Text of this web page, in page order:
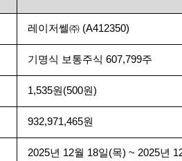
레이저쎌㈜ (A412350)
기명식 보통주식607,799주
1,535원 (500원)
932,971,465원
2025년 12월 18일(목) ~ 2025년